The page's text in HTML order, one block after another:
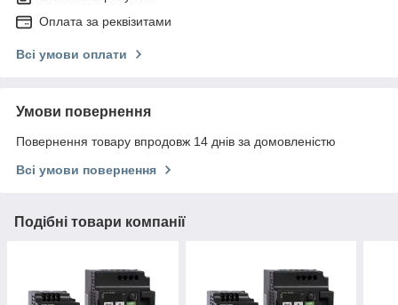
Оплата за реквізитами
Всі умови оплати
Умови повернення
Повернення товару впродовж 14 днів за домовленістю
Всі умови повернення
Подібні товари компанії